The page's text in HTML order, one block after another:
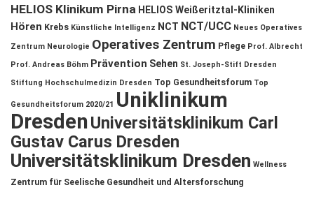
HELIOS Klinikum Pirna HELIOS Weißeritztal-Kliniken
Hören Krebs Künstliche Intelligenz NCT NCT/UCC Neues Operatives
Zentrum Neurologie Operatives Zentrum Pflege Prof. Albrecht
Prof. Andreas Böhm Prävention Sehen St. Joseph-Stift Dresden
Stiftung Hochschulmedizin Dresden Top Gesundheitsforum Top
Gesundheitsforum 2020/21 Uniklinikum
DresdenUniversitätsklinikum Carl
Gustav Carus Dresden
Universitätsklinikum Dresden Wellness
Zentrum für Seelische Gesundheit und Altersforschung